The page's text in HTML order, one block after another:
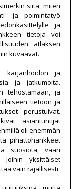
siitä, miten
ja poimintatyö
ja
tietoja voi
atlaksen
kuvaavat.
karjanhoidon ja
ja jatkumoita.
tehostamaan, ja
tietoon ja
perustuivat.
asiantuntijat
oli enemmän
pihattohankkeet
suosiota, vaan
joihin yksittäiset
vain rajallisesti.